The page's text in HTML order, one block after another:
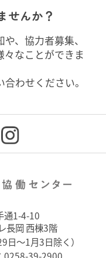
せんか？
、協力者募集、
々なことができま
わせください。
通1-4-10
長岡 西棟3階
～1月3日除く）